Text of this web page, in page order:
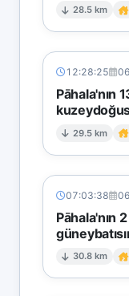
28.5 km
12:28:25
Pāhala'nın
29.5 km
07:03:38
Pāhala'nın
30.8 km